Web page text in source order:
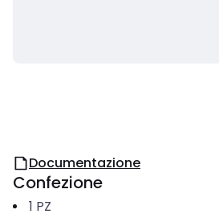
Documentazione
Confezione
1 PZ